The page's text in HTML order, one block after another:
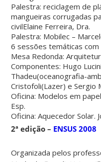
Palestra: reciclagem de
mangueiras corrugadas
civilElaine Ferreira, Dra.
Palestra: Mobilec –
6 sessões temáticas
Mesa Redonda:
Componentes: Hugo
Thadeu(oceanografia-
Cristofoli(Lazer) e Sergio
Oficina: Modelos em
Esp.
Oficina: Aquecedor Solar.
2ª edição – ENSUS 2008
Organizada pelos